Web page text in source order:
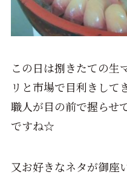
この日は捌きたての生
リと市場で目利きして
職人が目の前で握らせ
ですね☆
又お好きなネタが御座